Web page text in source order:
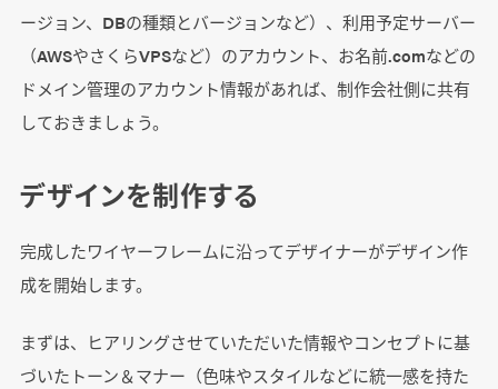
ージョン、DBの種類とバージョンなど）、利用予定サーバー
（AWSやさくらVPSなど）のアカウント、お名前.comなどの
ドメイン管理のアカウント情報があれば、制作会社側に共有
しておきましょう。
デザインを制作する
完成したワイヤーフレームに沿ってデザイナーがデザイン作
成を開始します。
まずは、ヒアリングさせていただいた情報やコンセプトに基
づいたトーン＆マナー（色味やスタイルなどに統一感を持た